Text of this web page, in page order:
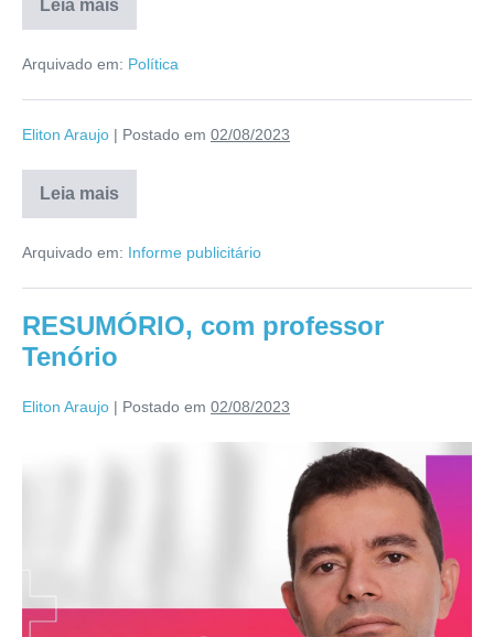
Leia mais
Arquivado em: Política
Eliton Araujo | Postado em 02/08/2023
Leia mais
Arquivado em: Informe publicitário
RESUMÓRIO, com professor
Tenório
Eliton Araujo | Postado em 02/08/2023